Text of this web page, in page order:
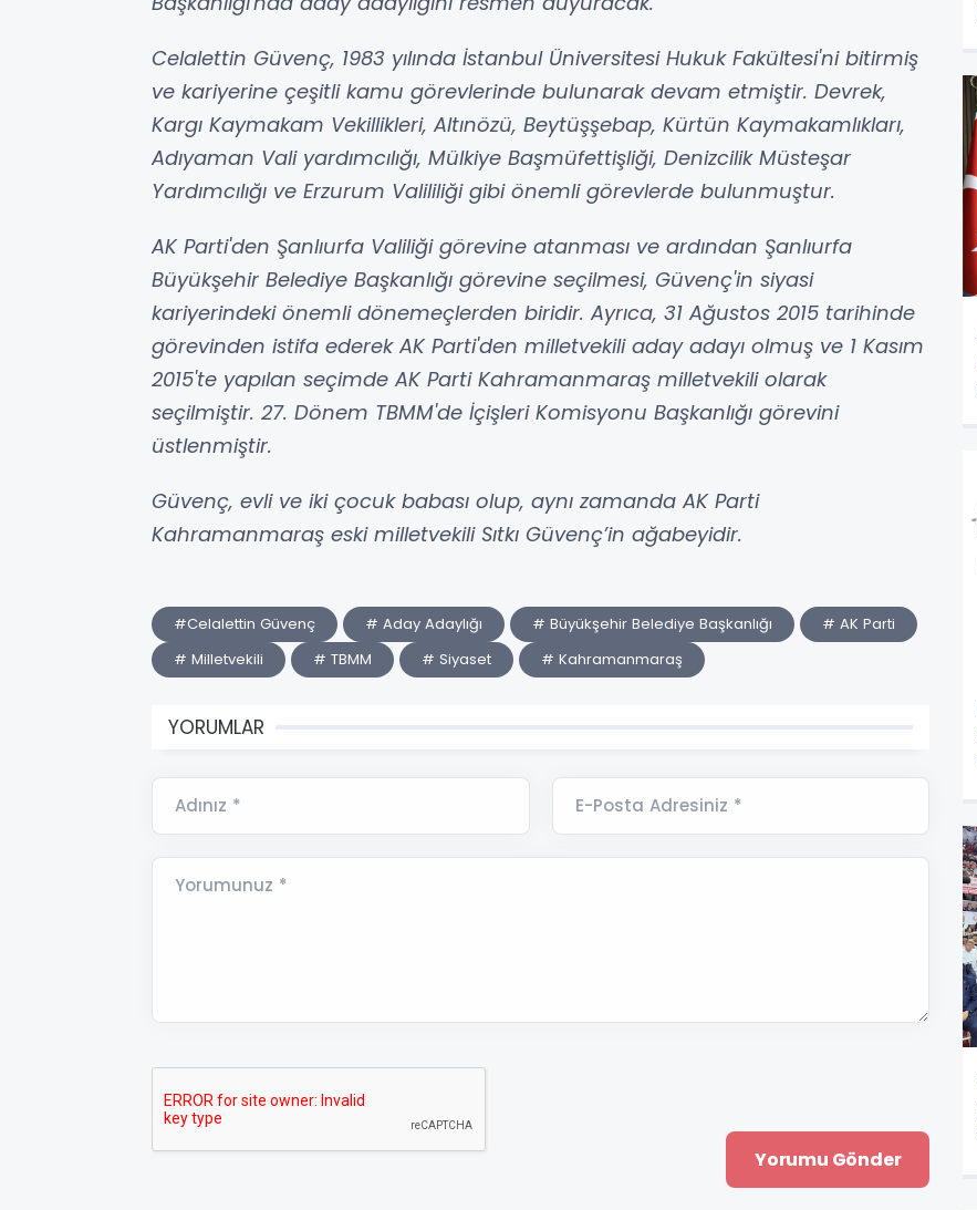
Celalettin Güvenç, 1983 yılında İstanbul Üniversitesi Hukuk Fakültesi'ni bitirmiş
ve kariyerine çeşitli kamu görevlerinde bulunarak devam etmiştir. Devrek,
Kargı Kaymakam Vekillikleri, Altınözü, Beytüşşebap, Kürtün Kaymakamlıkları,
Adıyaman Vali yardımcılığı, Mülkiye Başmüfettişliği, Denizcilik Müsteşar
Yardımcılığı ve Erzurum Valililiği gibi önemli görevlerde bulunmuştur.
AK Parti'den Şanlıurfa Valiliği görevine atanması ve ardından Şanlıurfa
Büyükşehir Belediye Başkanlığı görevine seçilmesi, Güvenç'in siyasi
kariyerindeki önemli dönemeçlerden biridir. Ayrıca, 31 Ağustos 2015 tarihinde
görevinden istifa ederek AK Parti'den milletvekili aday adayı olmuş ve 1 Kasım
2015'te yapılan seçimde AK Parti Kahramanmaraş milletvekili olarak
seçilmiştir. 27. Dönem TBMM'de İçişleri Komisyonu Başkanlığı görevini
üstlenmiştir.
Güvenç, evli ve iki çocuk babası olup, aynı zamanda AK Parti
Kahramanmaraş eski milletvekili Sıtkı Güvenç’in ağabeyidir.
#Celalettin Güvenç # Aday Adaylığı # Büyükşehir Belediye Başkanlığı
# AK Parti
# Milletvekili
# TBMM # Siyaset # Kahramanmaraş
YORUMLAR
Adınız * E-Posta Adresiniz *
Yorumunuz *